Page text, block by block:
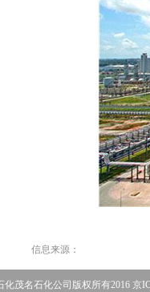
信息来源：
化茂名石化公司版权所有2016 京